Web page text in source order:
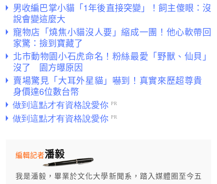
男收編巴掌小貓「1年後直接突變」！飼主傻眼：沒
說會變這麼大
寵物店「燒焦小貓沒人要」縮成一團！他心軟帶回
家驚：撿到寶藏了
北市動物園小石虎命名！粉絲最愛「野獸、仙貝」
沒了 園方曝原因
賣場驚見「大耳外星貓」嚇到！真實來歷超尊貴
身價達6位數台幣
潘毅
編輯記者
我是潘毅，畢業於文化大學新聞系，踏入媒體圈至今五